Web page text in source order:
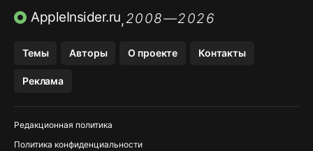
TIKTOK НА IPHONEПРИЛОЖЕНИЯ БЕЗ APP STORE
AppleInsider.ru,2008—2026
Темы Авторы О проекте Контакты
Реклама
Редакционная политика
Политика конфиденциальности